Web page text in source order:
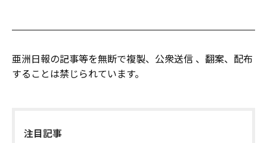
亜洲日報の記事等を無断で複製、公衆送信 、翻案、配布
することは禁じられています。
注目記事